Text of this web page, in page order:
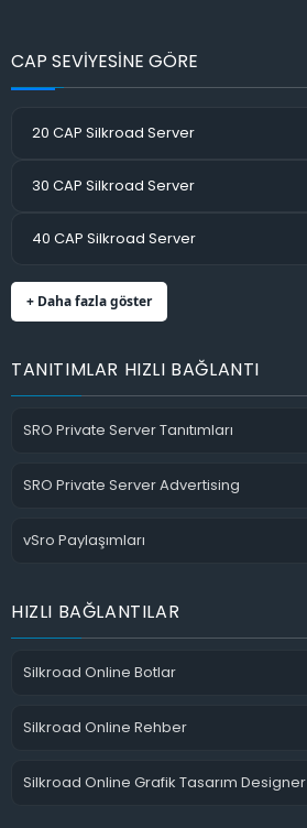
CAP SEVİYESİNE GÖRE
20 CAP Silkroad Server
30 CAP Silkroad Server
40 CAP Silkroad Server
+ Daha fazla göster
TANITIMLAR HIZLI BAĞLANTI
SRO Private Server Tanıtımları
SRO Private Server Advertising
vSro Paylaşımları
HIZLI BAĞLANTILAR
Silkroad Online Botlar
Silkroad Online Rehber
Silkroad Online Grafik Tasarım Designer